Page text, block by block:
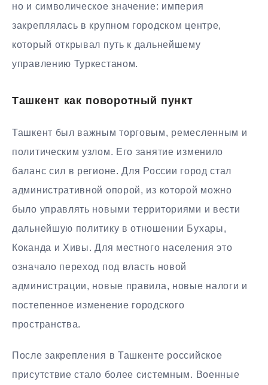
но и символическое значение: империя
закреплялась в крупном городском центре,
который открывал путь к дальнейшему
управлению Туркестаном.
Ташкент как поворотный пункт
Ташкент был важным торговым, ремесленным и
политическим узлом. Его занятие изменило
баланс сил в регионе. Для России город стал
административной опорой, из которой можно
было управлять новыми территориями и вести
дальнейшую политику в отношении Бухары,
Коканда и Хивы. Для местного населения это
означало переход под власть новой
администрации, новые правила, новые налоги и
постепенное изменение городского
пространства.
После закрепления в Ташкенте российское
присутствие стало более системным. Военные